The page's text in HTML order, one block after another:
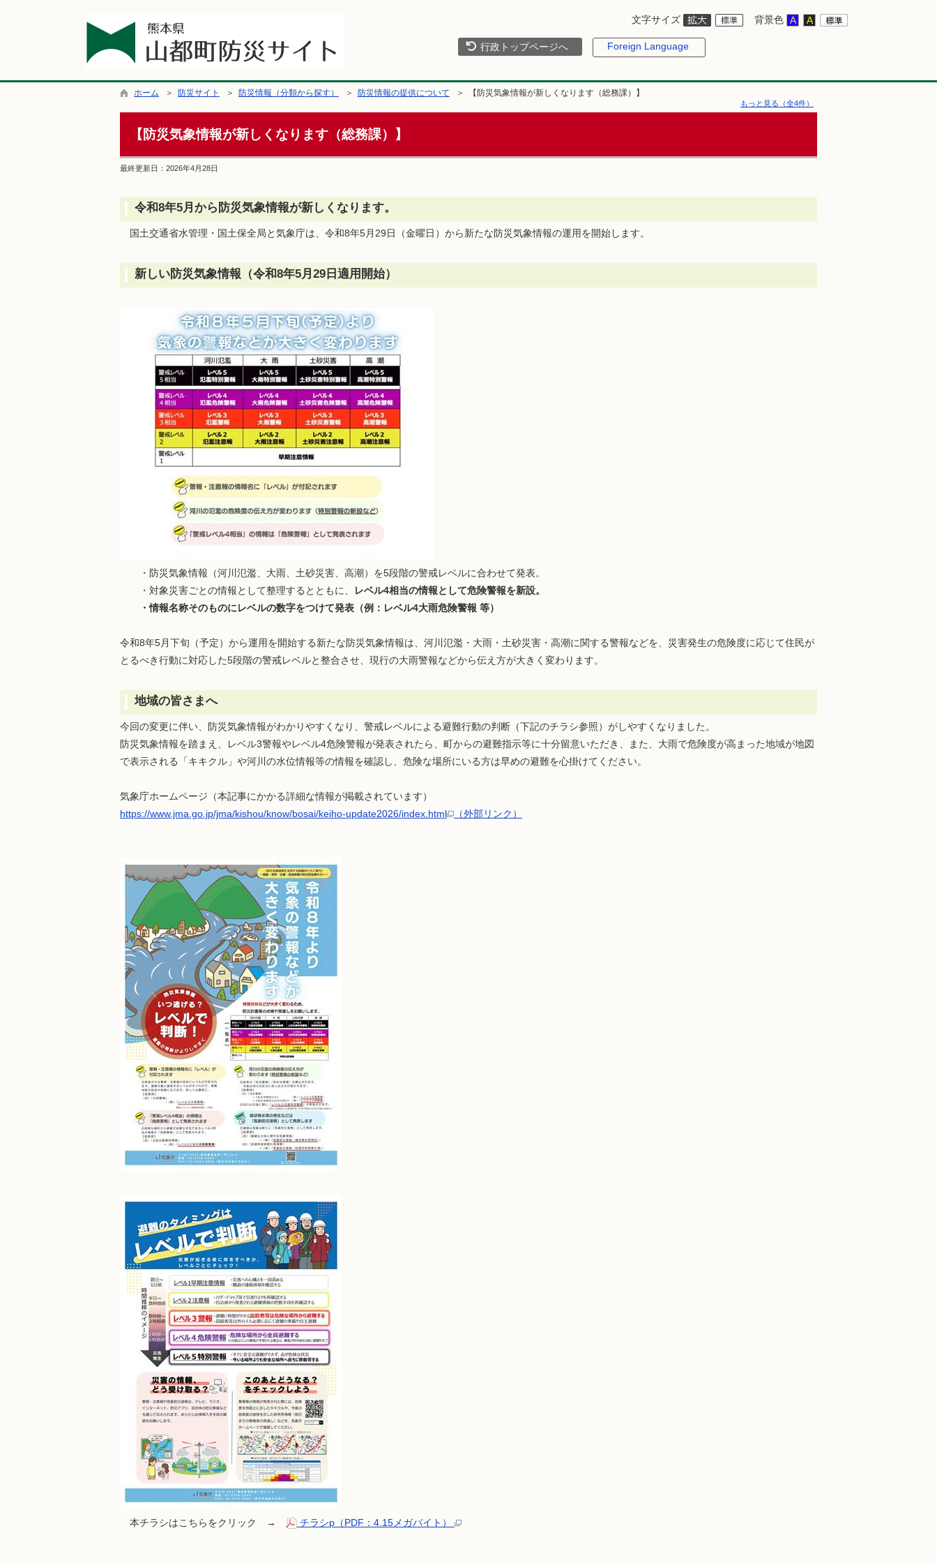
文字サイズ 背景色
行政トップページへ Foreign Language
ホーム ＞ 防災サイト ＞ 防災情報（分類から探す） ＞ 防災情報の提供について ＞ 【防災気象情報が新しくなります（総務課）】
もっと見る（全4件）
【防災気象情報が新しくなります（総務課）】
最終更新日： 2026年4月28日
令和8年5月から防災気象情報が新しくなります。
国土交通省水管理・国土保全局と気象庁は、令和8年5月29日（金曜日）から新たな防災気象情報の運用を開始します。
新しい防災気象情報（令和8年5月29日適用開始）
・防災気象情報（河川氾濫、大雨、土砂災害、高潮）を5段階の警戒レベルに合わせて発表。
・対象災害ごとの情報として整理するとともに、
レベル4相当の情報として危険警報を新設。
・情報名称そのものにレベルの数字をつけて発表（例：レベル4大雨危険警報 等）
令和8年5月下旬（予定）から運用を開始する新たな防災気象情報は、河川氾濫・大雨・土砂災害・高潮に関する警報などを、災害発生の危険度に応じて住民が
とるべき行動に対応した5段階の警戒レベルと整合させ、現行の大雨警報などから伝え方が大きく変わります。
地域の皆さまへ
今回の変更に伴い、防災気象情報がわかりやすくなり、警戒レベルによる避難行動の判断（下記のチラシ参照）がしやすくなりました。
防災気象情報を踏まえ、レベル3警報やレベル4危険警報が発表されたら、町からの避難指示等に十分留意いただき、また、大雨で危険度が高まった地域が地図
で表示される「キキクル」や河川の水位情報等の情報を確認し、危険な場所にいる方は早めの避難を心掛けてください。
気象庁ホームページ（本記事にかかる詳細な情報が掲載されています）
https://www.jma.go.jp/jma/kishou/know/bosai/keiho-update2026/index.html
（外部リンク）
本チラシはこちらをクリック → チラシp（PDF：4.15メガバイト）